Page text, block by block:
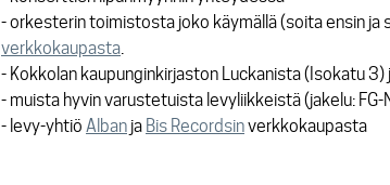
- orkesterin toimistosta joko käymällä (soita ensin
verkkokaupasta.
- Kokkolan kaupunginkirjaston Luckanista (Isokatu 3)
- muista hyvin varustetuista levyliikkeistä (jakelu: FG-
- levy-yhtiö Alban ja Bis Recordsinverkkokaupasta